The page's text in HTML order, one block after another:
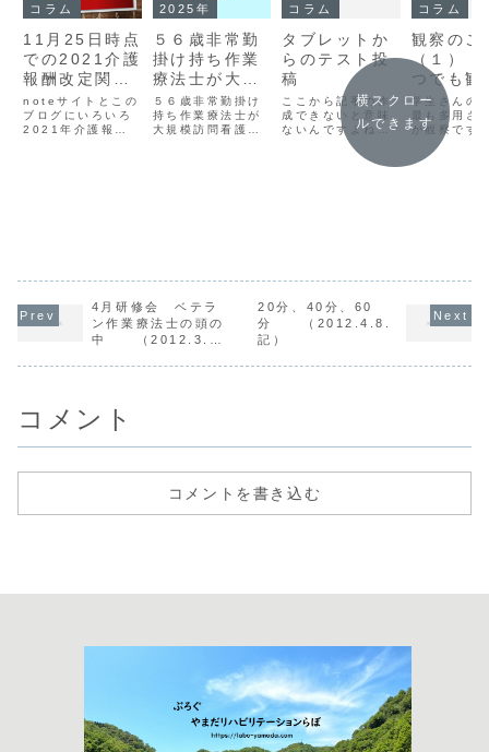
コラム
11月25日時点
での2021介護
報酬改定関連
コラムまとめ
noteサイトとこの
ブログにいろいろ
2021年介護報酬
と地域リハをつな
ぐ・変えるコ...
2025年
５６歳非常勤
掛け持ち作業
療法士が大規
模訪問看護ス
テーションに
勤務してみた
５６歳非常勤掛け
持ち作業療法士が
大規模訪問看護ス
で、勤務してみた
コラム
タブレットか
らのテスト投
稿
ここから記事の作
成できないと意味
ないんですよね。
うまく表示される
ことを祈ります。
コラム
観察のこ
（１）
つでも観
学生さんの
最も多用さ
が観察です
床で働いて
達にとって
のコラムを
横スクロー
ルできます
4月研修会 ベテラ
ン作業療法士の頭の
中 （2012.3.7.
20分、40分、60
分 （2012.4.8.
記）
コメント
コメントを書き込む